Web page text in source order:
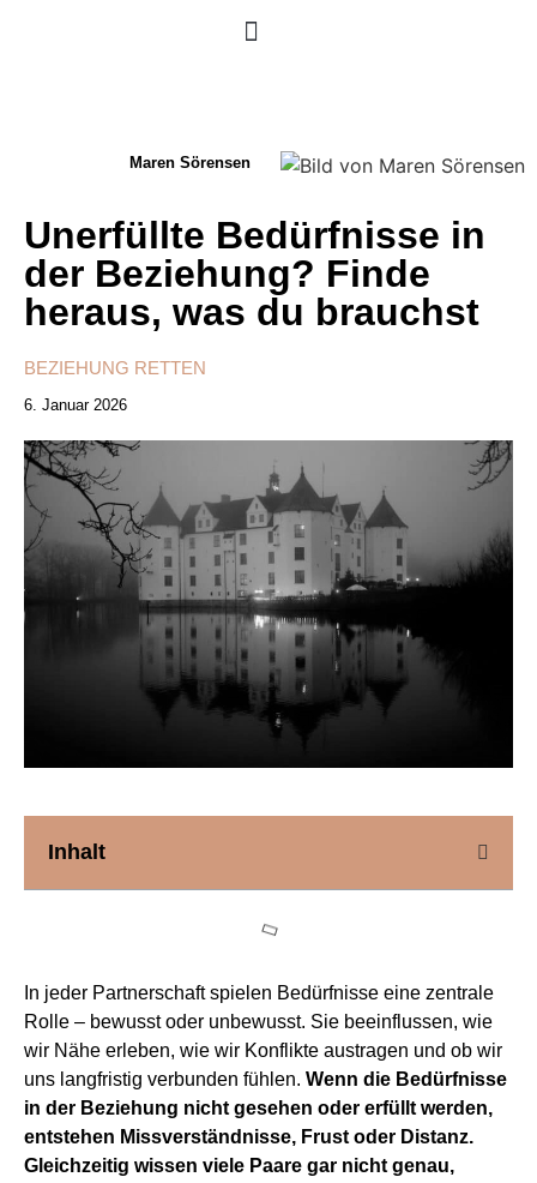
Maren Sörensen
Unerfüllte Bedürfnisse in
der Beziehung? Finde
heraus, was du brauchst
BEZIEHUNG RETTEN
6. Januar 2026
Inhalt
In jeder Partnerschaft spielen Bedürfnisse eine zentrale
Rolle – bewusst oder unbewusst. Sie beeinflussen, wie
wir Nähe erleben, wie wir Konflikte austragen und ob wir
uns langfristig verbunden fühlen. Wenn die Bedürfnisse
in der Beziehung nicht gesehen oder erfüllt werden,
entstehen Missverständnisse, Frust oder Distanz.
Gleichzeitig wissen viele Paare gar nicht genau,